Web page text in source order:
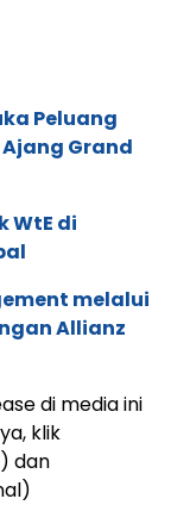
Peluang
Grand
WtE di
melalui
Allianz
di media ini
klik
dan